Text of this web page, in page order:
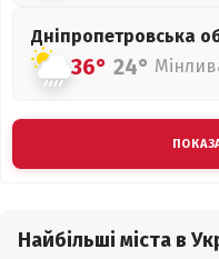
Дніпропетровська
36° 24°
Найбільші міста в